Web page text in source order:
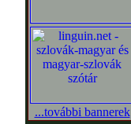
...további bannerek